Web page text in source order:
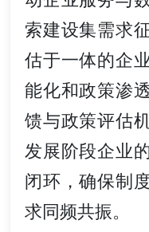
索建设集需求
估于一体的企
能化和政策渗
馈与政策评估
发展阶段企业
闭环，确保制
求同频共振。